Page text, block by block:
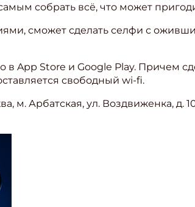
собрать всё, что может
сможет сделать селфи с
App Store и Google Play. Причем
свободный wi-fi.
м. Арбатская, ул. Воздвиженка, д.